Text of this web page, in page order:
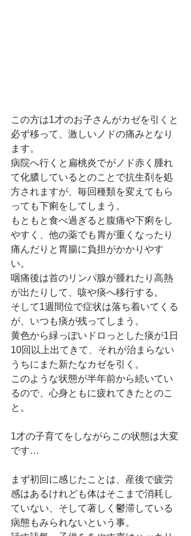
この方は1才のお子さんがカゼを引くと
必ず移って、激しいノドの痛みとなり
ます。
病院へ行くと扁桃炎でがノド赤く腫れ
て化膿しているとのことで抗生剤を処
方されますが、毎回種類を変えてもら
っても下痢をしてしまう。
もともと食べ過ぎると腹痛や下痢をし
やすく、他の薬でも胃が重くなったり
痛んだりと胃腸に負担がかかりやす
い。
咽痛後は首のリンパ腺が腫れたり高熱
が出たりして、咳や痰へ移行する。
そして1週間位で症状は落ち着いてくる
が、いつも痰が残ってしまう。
黄色から緑っぽいドロっとした痰が1日
10回以上出てきて、それが治まらない
うちにまた新たなカゼを引く。
このような状態が半年前から続いてい
るので、心身ともに疲れてきたとのこ
と。
1才の子育てをしながらこの状態は大変
です…
まず初回に感じたことは、産後で疲労
感はあるけれども体はそこまで消耗し
ていない、そして著しく鬱滞している
病態もみられないという事。